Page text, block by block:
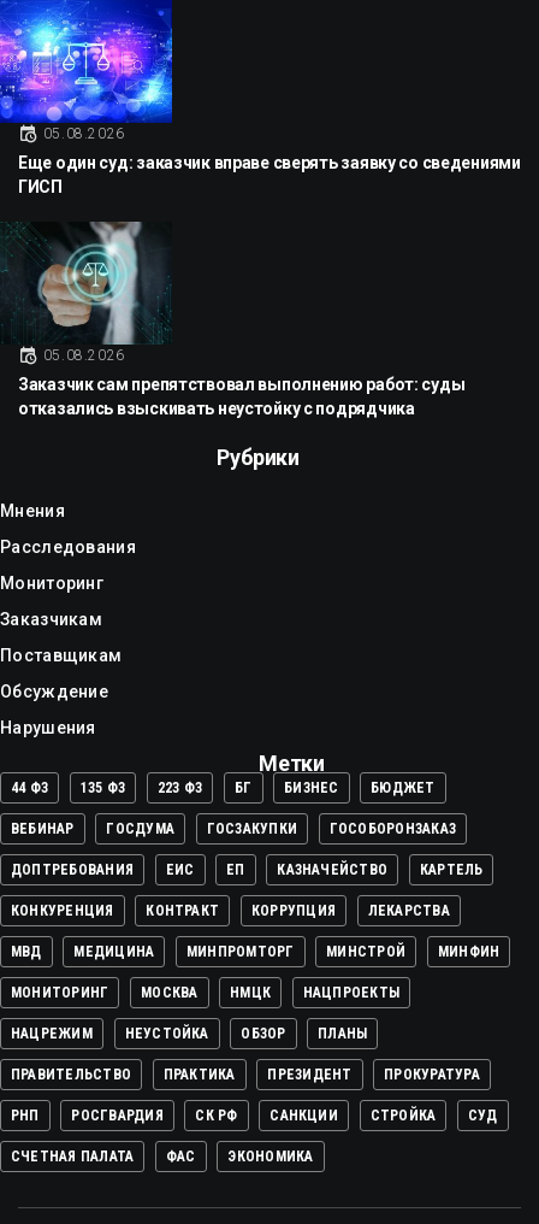
05.08.2026
Еще один суд: заказчик вправе сверять заявку со сведениями
ГИСП
05.08.2026
Заказчик сам препятствовал выполнению работ: суды
отказались взыскивать неустойку с подрядчика
Рубрики
Мнения
Расследования
Мониторинг
Заказчикам
Поставщикам
Обсуждение
Нарушения
Метки
44 ФЗ 135 ФЗ 223 ФЗ БГ БИЗНЕС БЮДЖЕТ
ВЕБИНАР ГОСДУМА ГОСЗАКУПКИ ГОСОБОРОНЗАКАЗ
ДОПТРЕБОВАНИЯ ЕИС ЕП КАЗНАЧЕЙСТВО КАРТЕЛЬ
КОНКУРЕНЦИЯ КОНТРАКТ КОРРУПЦИЯ ЛЕКАРСТВА
МВД МЕДИЦИНА МИНПРОМТОРГ МИНСТРОЙ МИНФИН
МОНИТОРИНГ МОСКВА НМЦК НАЦПРОЕКТЫ
НАЦРЕЖИМ НЕУСТОЙКА ОБЗОР ПЛАНЫ
ПРАВИТЕЛЬСТВО ПРАКТИКА ПРЕЗИДЕНТ ПРОКУРАТУРА
РНП РОСГВАРДИЯ СК РФ САНКЦИИ СТРОЙКА СУД
СЧЕТНАЯ ПАЛАТА ФАС ЭКОНОМИКА